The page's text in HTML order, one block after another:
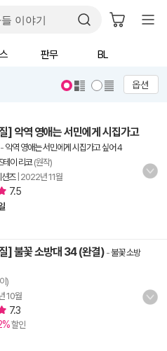
판무 BL
옵션
] 악역 영애는 서민에게 시집가고
- 악역 영애는 서민에게 시집가고 싶어 4
테이 리코(원작)
즈| 2022년 11월
7.5
] 불꽃 소방대 34 (완결) -불꽃 소방
)
10월
7.3
할인